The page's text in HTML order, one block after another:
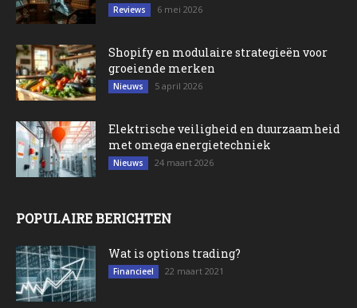
Reviews 6 mei 2026
Shopify en modulaire strategieën voor
groeiende merken
Nieuws 5 april 2026
Elektrische veiligheid en duurzaamheid
met omega energietechniek
Nieuws 24 maart 2026
POPULAIRE BERICHTEN
Wat is options trading?
Financieel 22 maart 2021